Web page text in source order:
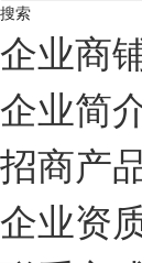
搜索
企业商
企业简
招商产
企业资